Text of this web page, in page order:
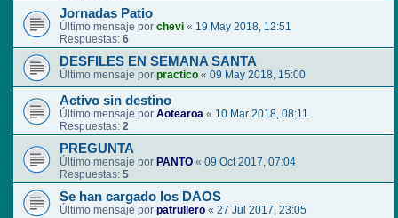
Jornadas Patio
Último mensaje por chevi « 19 May 2018, 12:51
Respuestas: 6
DESFILES EN SEMANA SANTA
Último mensaje por practico « 09 May 2018, 15:00
Activo sin destino
Último mensaje por Aotearoa « 10 Mar 2018, 08:11
Respuestas: 2
PREGUNTA
Último mensaje por PANTO « 09 Oct 2017, 07:04
Respuestas: 5
Se han cargado los DAOS
Último mensaje por patrullero « 27 Jul 2017, 23:05